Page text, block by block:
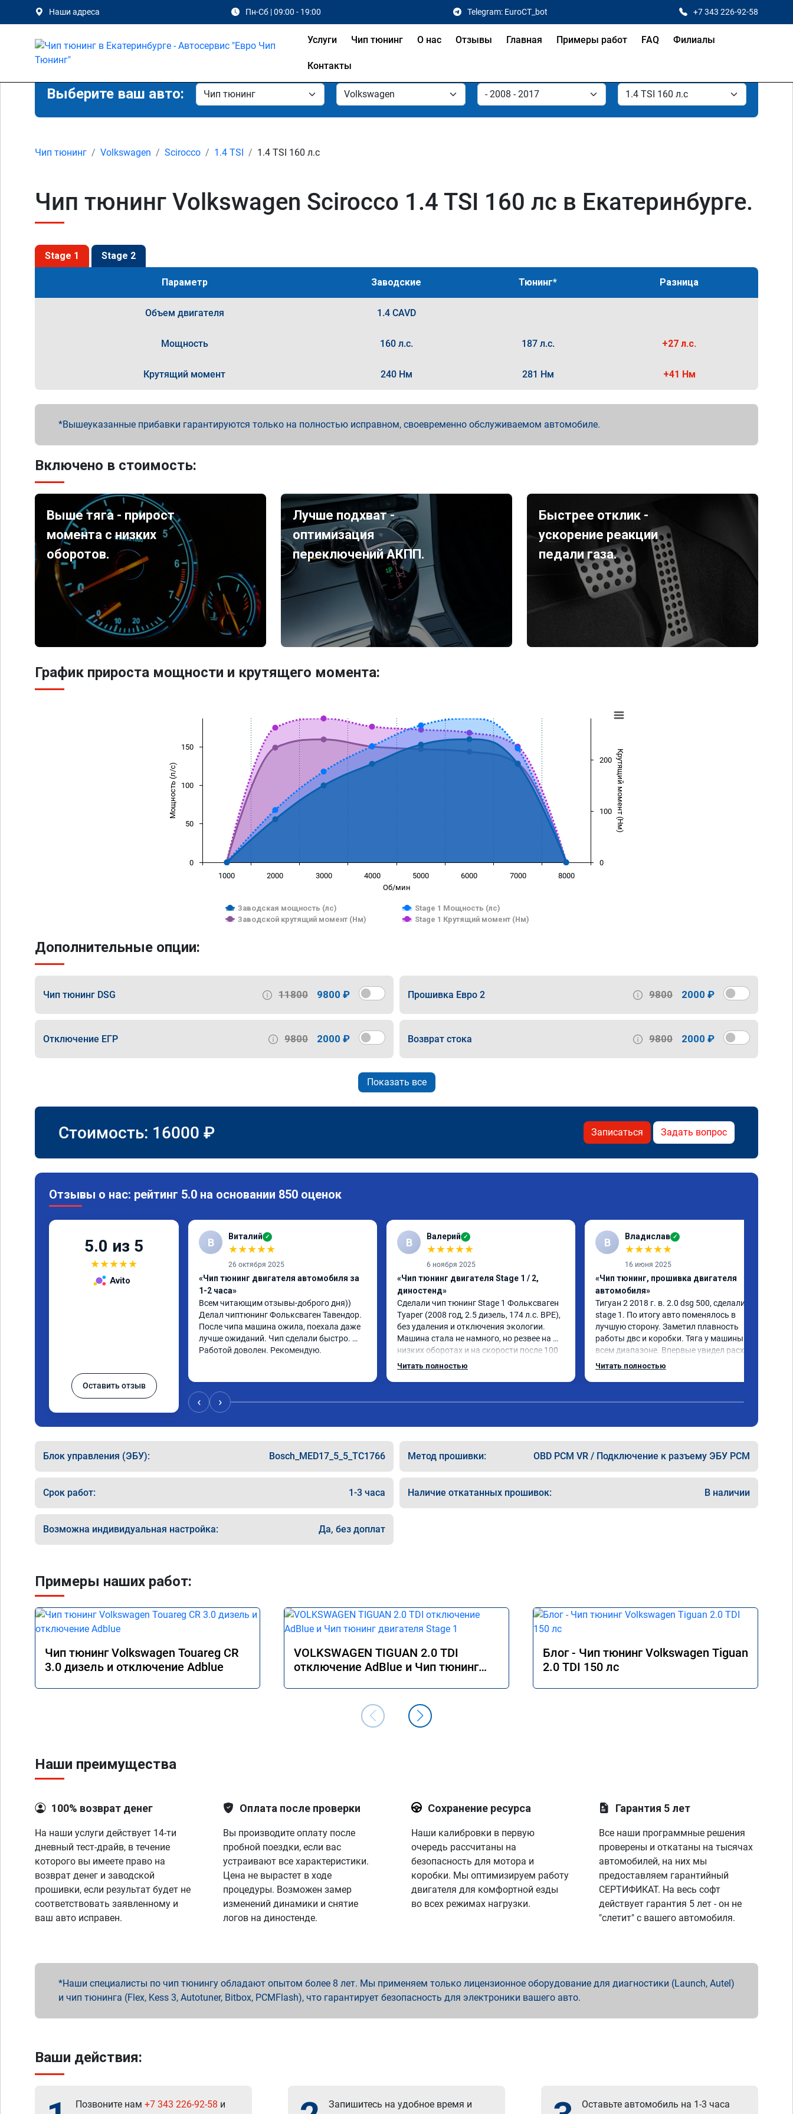
Наши адреса Пн-Сб | 09:00 - 19:00 Telegram: EuroCT_bot +7 343 226-92-58
Услуги Чип тюнинг О нас Отзывы Главная Примеры работ FAQ Филиалы
Контакты
Выберите ваш авто:
Чип тюнинг Volkswagen Scirocco 1.4 TSI 1.4 TSI 160 л.с
Чип тюнинг Volkswagen Scirocco 1.4 TSI 160 лс в Екатеринбурге.
Stage 1 Stage 2
Параметр Заводские Тюнинг* Разница
Объем двигателя 1.4 CAVD
Мощность 160 л.с. 187 л.с. +27 л.с.
Крутящий момент 240 Нм 281 Нм +41 Нм
Вышеуказанные прибавки гарантируются только на полностью исправном, своевременно обслуживаемом автомобиле.
Включено в стоимость:
Выше тяга - прирост
момента с низких
оборотов.
Лучше подхват -
оптимизация
переключений АКПП.
Быстрее отклик -
ускорение реакции
педали газа.
График прироста мощности и крутящего момента:
Об/мин
Мощность (л/с) Крутящий момент (Нм)
Заводская мощность (лс)
Stage 1 Мощность (лс)
Заводской крутящий момент (Нм)
Stage 1 Крутящий момент (Нм)
1000 2000 3000 4000 5000 6000 7000 8000
0
50
100
150
0
100
200
Дополнительные опции:
Чип тюнинг DSG 11800 9800 ₽ Прошивка Евро 2 9800 2000 ₽
Отключение ЕГР 9800 2000 ₽ Возврат стока 9800 2000 ₽
Показать все
Стоимость: 16000 ₽ Записаться Задать вопрос
Отзывы о нас: рейтинг 5.0 на основании 850 оценок
5.0 из 5
★★★★★
Avito
Оставить отзыв
В Виталий ✓
★★★★★
26 октября 2025
«Чип тюнинг двигателя автомобиля за
1-2 часа»
Всем читающим отзывы-доброго дня))
Делал чиптюнинг Фольксваген Тавендор.
После чипа машина ожила, поехала даже
лучше ожиданий. Чип сделали быстро.
Работой доволен. Рекомендую.
В Валерий ✓
★★★★★
6 ноября 2025
«Чип тюнинг двигателя Stage 1 / 2,
диностенд»
Сделали чип тюнинг Stage 1 Фольксваген
Туарег (2008 год, 2.5 дизель, 174 л.с. BPE),
без удаления и отключения экологии.
Машина стала не намного, но резвее на
низких оборотах и на скорости после 100
км/ч при обгонах.
Читать полностью
В Владислав ✓
★★★★★
16 июня 2025
«Чип тюнинг, прошивка двигателя
автомобиля»
Тигуан 2 2018 г. в. 2.0 dsg 500, сделали
stage 1. По итогу авто поменялось в
лучшую сторону. Заметил плавность
работы двс и коробки. Тяга у машины на
всем диапазоне. Впервые увидел расход
по трассе меньше 8 литров. Сколько
Читать полностью
‹ ›
Блок управления (ЭБУ): Bosch_MED17_5_5_TC1766 Метод прошивки: OBD PCM VR / Подключение к разъему ЭБУ PCM
Срок работ: 1-3 часа Наличие откатанных прошивок: В наличии
Возможна индивидуальная настройка: Да, без доплат
Примеры наших работ:
Чип тюнинг Volkswagen Touareg CR
3.0 дизель и отключение Adblue
VOLKSWAGEN TIGUAN 2.0 TDI
отключение AdBlue и Чип тюнинг
Блог - Чип тюнинг Volkswagen Tiguan
2.0 TDI 150 лс
Наши преимущества
100% возврат денег
На наши услуги действует 14-ти
дневный тест-драйв, в течение
которого вы имеете право на
возврат денег и заводской
прошивки, если результат будет не
соответствовать заявленному и
ваш авто исправен.
Оплата после проверки
Вы производите оплату после
пробной поездки, если вас
устраивают все характеристики.
Цена не вырастет в ходе
процедуры. Возможен замер
изменений динамики и снятие
логов на диностенде.
Сохранение ресурса
Наши калибровки в первую
очередь рассчитаны на
безопасность для мотора и
коробки. Мы оптимизируем работу
двигателя для комфортной езды
во всех режимах нагрузки.
Гарантия 5 лет
Все наши программные решения
проверены и откатаны на тысячах
автомобилей, на них мы
предоставляем гарантийный
СЕРТИФИКАТ. На весь софт
действует гарантия 5 лет - он не
"слетит" с вашего автомобиля.
Наши специалисты по чип тюнингу обладают опытом более 8 лет. Мы применяем только лицензионное оборудование для диагностики (Launch, Autel)
и чип тюнинга (Flex, Kess 3, Autotuner, Bitbox, PCMFlash), что гарантирует безопасность для электроники вашего авто.
Ваши действия:
Позвоните нам +7 343 226-92-58 и
Запишитесь на удобное время и
Оставьте автомобиль на 1-3 часа